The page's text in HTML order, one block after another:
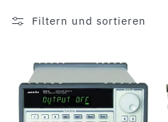
Filtern und sortieren